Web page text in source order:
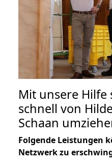
Mit unsere Hilfe
schnell von
Schaan
Folgende Leistungen
Netzwerk zu